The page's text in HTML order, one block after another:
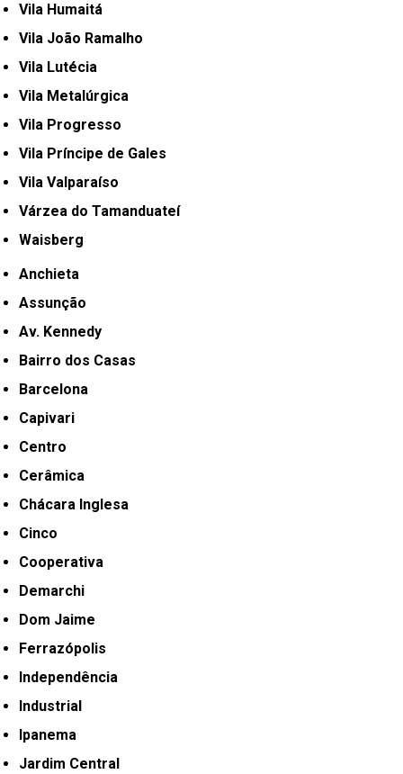
Vila Humaitá
Vila João Ramalho
Vila Lutécia
Vila Metalúrgica
Vila Progresso
Vila Príncipe de Gales
Vila Valparaíso
Várzea do Tamanduateí
Waisberg
Anchieta
Assunção
Av. Kennedy
Bairro dos Casas
Barcelona
Capivari
Centro
Cerâmica
Chácara Inglesa
Cinco
Cooperativa
Demarchi
Dom Jaime
Ferrazópolis
Independência
Industrial
Ipanema
Jardim Central